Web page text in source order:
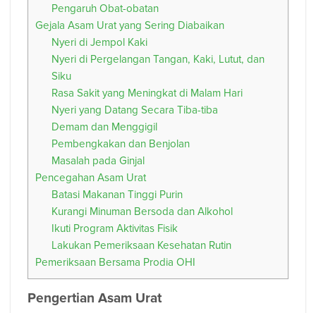
Pengaruh Obat-obatan
Gejala Asam Urat yang Sering Diabaikan
Nyeri di Jempol Kaki
Nyeri di Pergelangan Tangan, Kaki, Lutut, dan
Siku
Rasa Sakit yang Meningkat di Malam Hari
Nyeri yang Datang Secara Tiba-tiba
Demam dan Menggigil
Pembengkakan dan Benjolan
Masalah pada Ginjal
Pencegahan Asam Urat
Batasi Makanan Tinggi Purin
Kurangi Minuman Bersoda dan Alkohol
Ikuti Program Aktivitas Fisik
Lakukan Pemeriksaan Kesehatan Rutin
Pemeriksaan Bersama Prodia OHI
Pengertian Asam Urat